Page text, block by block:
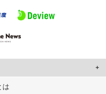
ーに合わせたコンテンツや広告の
は